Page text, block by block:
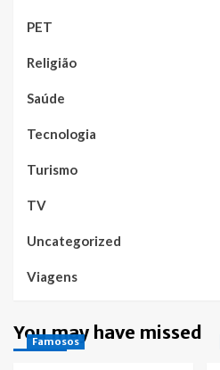
PET
Religião
Saúde
Tecnologia
Turismo
TV
Uncategorized
Viagens
You may have missed
Famosos